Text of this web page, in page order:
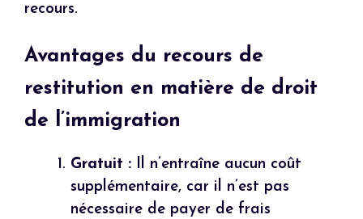
recours.
Avantages du recours de
restitution en matière de droit
de l’immigration
Gratuit : Il n’entraîne aucun coût
supplémentaire, car il n’est pas
nécessaire de payer de frais